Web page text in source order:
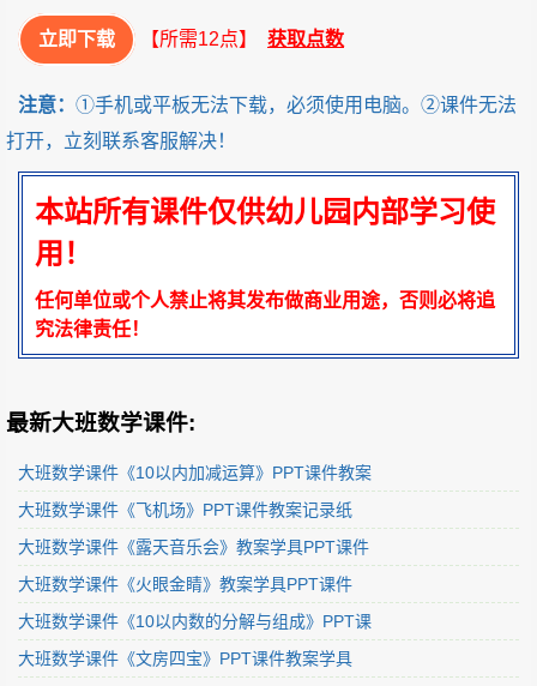
立即下载 【所需12点】 获取点数
注意： ①手机或平板无法下载，必须使用电脑。②课件无法
打开，立刻联系客服解决！
本站所有课件仅供幼儿园内部学习使
用！
任何单位或个人禁止将其发布做商业用途，否则必将追
究法律责任！
最新大班数学课件:
大班数学课件《10以内加减运算》PPT课件教案
大班数学课件《飞机场》PPT课件教案记录纸
大班数学课件《露天音乐会》教案学具PPT课件
大班数学课件《火眼金睛》教案学具PPT课件
大班数学课件《10以内数的分解与组成》PPT课
大班数学课件《文房四宝》PPT课件教案学具